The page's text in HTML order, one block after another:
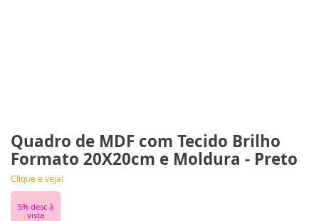
Quadro de MDF com Tecido Brilho
Formato 20X20cm e Moldura - Preto
Clique e veja!
5% desc à
vista